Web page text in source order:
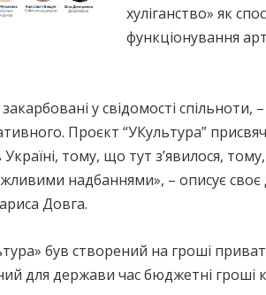
хуліганство» як
функціонування
у свідомості
Проєкт “УКультура”
тому, що тут з’явилося,
надбаннями», – описує
Довга.
був створений на гроші
для держави час бюджетні гроші